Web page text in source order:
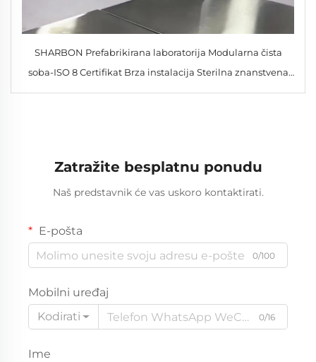
SHARBON Prefabrikirana laboratorija Modularna čista
soba-ISO 8 Certifikat Brza instalacija Sterilna znanstvena
istraživanja
Zatražite besplatnu ponudu
Naš predstavnik će vas uskoro kontaktirati.
E-pošta
0/100
Mobilni uređaj
Kodirati
0/16
Ime